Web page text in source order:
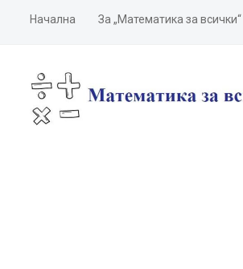
Начална За „Математика за всички“